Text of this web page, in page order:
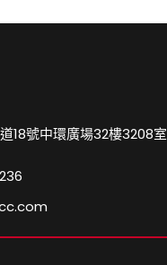
18號中環廣場32樓3208室